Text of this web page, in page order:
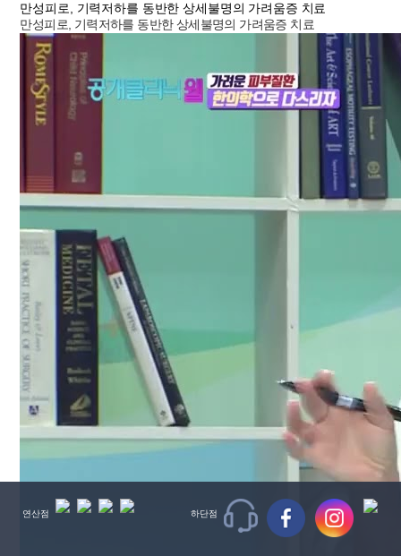
만성피로, 기력저하를 동반한 상세불명의 가려움증 치료
만성피로, 기력저하를 동반한 상세불명의 가려움증 치료
연산점 하단점